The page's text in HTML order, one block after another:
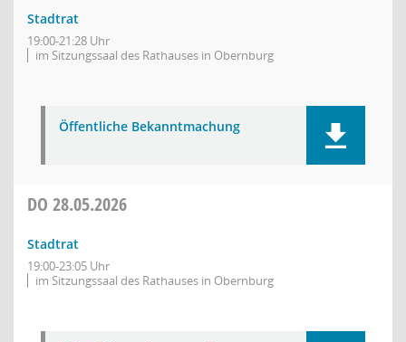
Stadtrat
19:00-21:28 Uhr
im Sitzungssaal des Rathauses in Obernburg
Öffentliche Bekanntmachung
DO 28.05.2026
Stadtrat
19:00-23:05 Uhr
im Sitzungssaal des Rathauses in Obernburg